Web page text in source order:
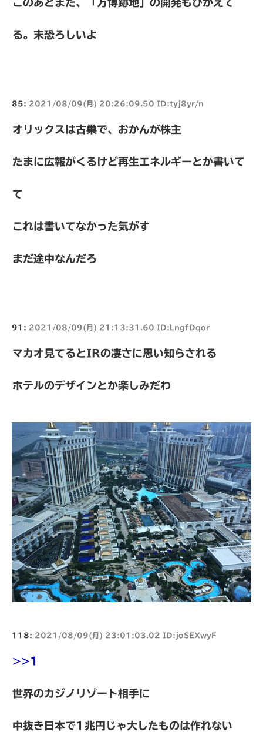
このあとまだ、「万博跡地」の開発もひかえて
る。末恐ろしいよ
85: 2021/08/09(月) 20:26:09.50 ID:tyj8yr/n
オリックスは古巣で、おかんが株主
たまに広報がくるけど再生エネルギーとか書いて
て
これは書いてなかった気がす
まだ途中なんだろ
91: 2021/08/09(月) 21:13:31.60 ID:LngfDqor
マカオ見てるとIRの凄さに思い知らされる
ホテルのデザインとか楽しみだわ
118: 2021/08/09(月) 23:01:03.02 ID:joSEXwyF
>>1
世界のカジノリゾート相手に
中抜き日本で1兆円じゃ大したものは作れない